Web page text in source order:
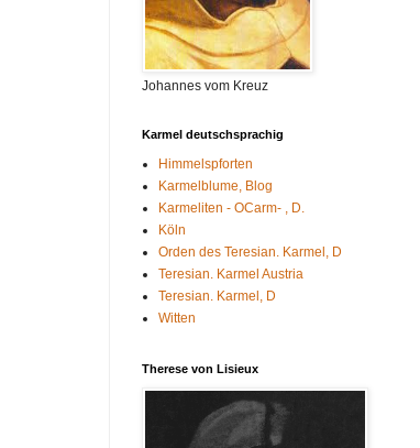
Johannes vom Kreuz
Karmel deutschsprachig
Himmelspforten
Karmelblume, Blog
Karmeliten - OCarm- , D.
Köln
Orden des Teresian. Karmel, D
Teresian. Karmel Austria
Teresian. Karmel, D
Witten
Therese von Lisieux